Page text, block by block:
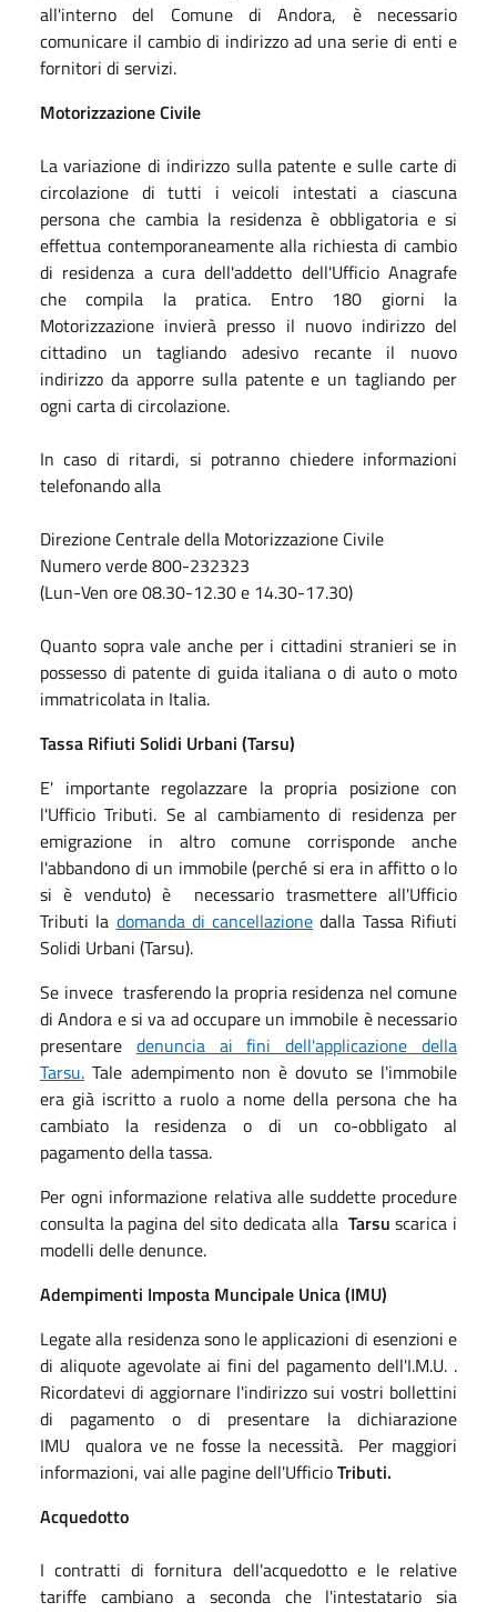
all'interno del Comune di Andora, è necessario
comunicare il cambio di indirizzo ad una serie di enti e
fornitori di servizi.
Motorizzazione Civile
La variazione di indirizzo sulla patente e sulle carte di
circolazione di tutti i veicoli intestati a ciascuna
persona che cambia la residenza è obbligatoria e si
effettua contemporaneamente alla richiesta di cambio
di residenza a cura dell'addetto dell'Ufficio Anagrafe
che compila la pratica. Entro 180 giorni la
Motorizzazione invierà presso il nuovo indirizzo del
cittadino un tagliando adesivo recante il nuovo
indirizzo da apporre sulla patente e un tagliando per
ogni carta di circolazione.
In caso di ritardi, si potranno chiedere informazioni
telefonando alla
Direzione Centrale della Motorizzazione Civile
Numero verde 800-232323
(Lun-Ven ore 08.30-12.30 e 14.30-17.30)
Quanto sopra vale anche per i cittadini stranieri se in
possesso di patente di guida italiana o di auto o moto
immatricolata in Italia.
Tassa Rifiuti Solidi Urbani (Tarsu)
E' importante regolazzare la propria posizione con
l'Ufficio Tributi. Se al cambiamento di residenza per
emigrazione in altro comune corrisponde anche
l'abbandono di un immobile (perché si era in affitto o lo
si è venduto) è necessario trasmettere all'Ufficio
Tributi la domanda di cancellazione dalla Tassa Rifiuti
Solidi Urbani (Tarsu).
Se invece trasferendo la propria residenza nel comune
di Andora e si va ad occupare un immobile è necessario
presentare denuncia ai fini dell'applicazione della
Tarsu. Tale adempimento non è dovuto se l'immobile
era già iscritto a ruolo a nome della persona che ha
cambiato la residenza o di un co-obbligato al
pagamento della tassa.
Per ogni informazione relativa alle suddette procedure
consulta la pagina del sito dedicata alla Tarsuscarica i
modelli delle denunce.
Adempimenti Imposta Muncipale Unica (IMU)
Legate alla residenza sono le applicazioni di esenzioni e
di aliquote agevolate ai fini del pagamento dell'I.M.U. .
Ricordatevi di aggiornare l'indirizzo sui vostri bollettini
di pagamento o di presentare la dichiarazione
IMU qualora ve ne fosse la necessità. Per maggiori
informazioni, vai alle pagine dell'UfficioTributi.
Acquedotto
I contratti di fornitura dell'acquedotto e le relative
tariffe cambiano a seconda che l'intestatario sia